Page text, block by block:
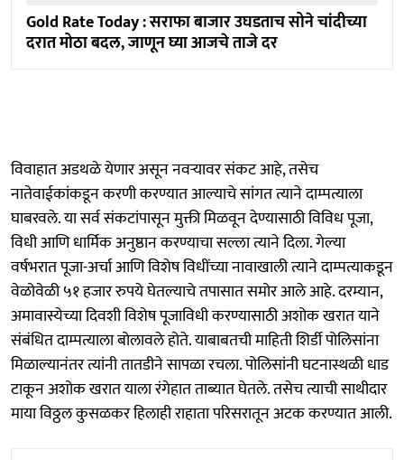
Gold Rate Today : सराफा बाजार उघडताच सोने चांदीच्या
दरात मोठा बदल, जाणून घ्या आजचे ताजे दर
विवाहात अडथळे येणार असून नवऱ्यावर संकट आहे, तसेच
नातेवाईकांकडून करणी करण्यात आल्याचे सांगत त्याने दाम्पत्याला
घाबरवले. या सर्व संकटांपासून मुक्ती मिळवून देण्यासाठी विविध पूजा,
विधी आणि धार्मिक अनुष्ठान करण्याचा सल्ला त्याने दिला. गेल्या
वर्षभरात पूजा-अर्चा आणि विशेष विधींच्या नावाखाली त्याने दाम्पत्याकडून
वेळोवेळी ५१ हजार रुपये घेतल्याचे तपासात समोर आले आहे. दरम्यान,
अमावास्येच्या दिवशी विशेष पूजाविधी करण्यासाठी अशोक खरात याने
संबंधित दाम्पत्याला बोलावले होते. याबाबतची माहिती शिर्डी पोलिसांना
मिळाल्यानंतर त्यांनी तातडीने सापळा रचला. पोलिसांनी घटनास्थळी धाड
टाकून अशोक खरात याला रंगेहात ताब्यात घेतले. तसेच त्याची साथीदार
माया विठ्ठल कुसळकर हिलाही राहाता परिसरातून अटक करण्यात आली.